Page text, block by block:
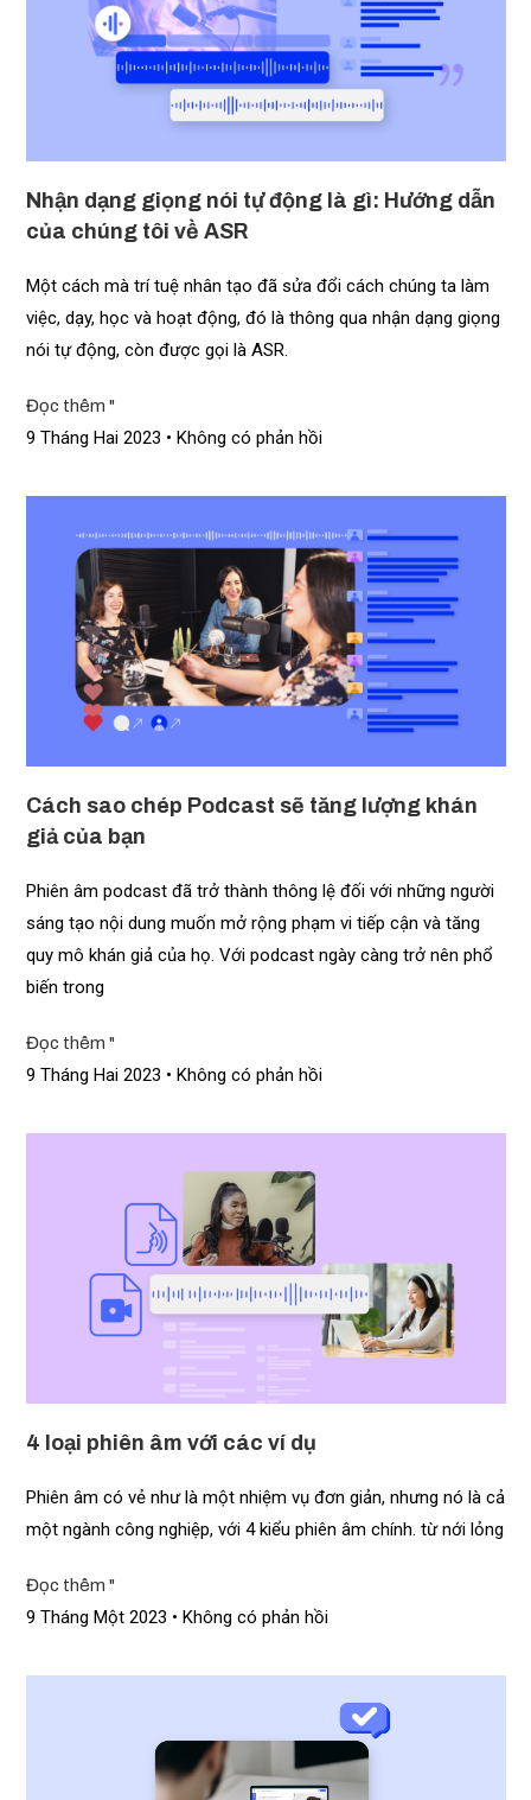
Nhận dạng giọng nói tự động là gì: Hướng dẫn
của chúng tôi về ASR
Một cách mà trí tuệ nhân tạo đã sửa đổi cách chúng ta làm
việc, dạy, học và hoạt động, đó là thông qua nhận dạng giọng
nói tự động, còn được gọi là ASR.
Đọc thêm "
9 Tháng Hai 2023 Không có phản hồi
Cách sao chép Podcast sẽ tăng lượng khán
giả của bạn
Phiên âm podcast đã trở thành thông lệ đối với những người
sáng tạo nội dung muốn mở rộng phạm vi tiếp cận và tăng
quy mô khán giả của họ. Với podcast ngày càng trở nên phổ
biến trong
Đọc thêm "
9 Tháng Hai 2023 Không có phản hồi
4 loại phiên âm với các ví dụ
Phiên âm có vẻ như là một nhiệm vụ đơn giản, nhưng nó là cả
một ngành công nghiệp, với 4 kiểu phiên âm chính. từ nới lỏng
Đọc thêm "
9 Tháng Một 2023 Không có phản hồi